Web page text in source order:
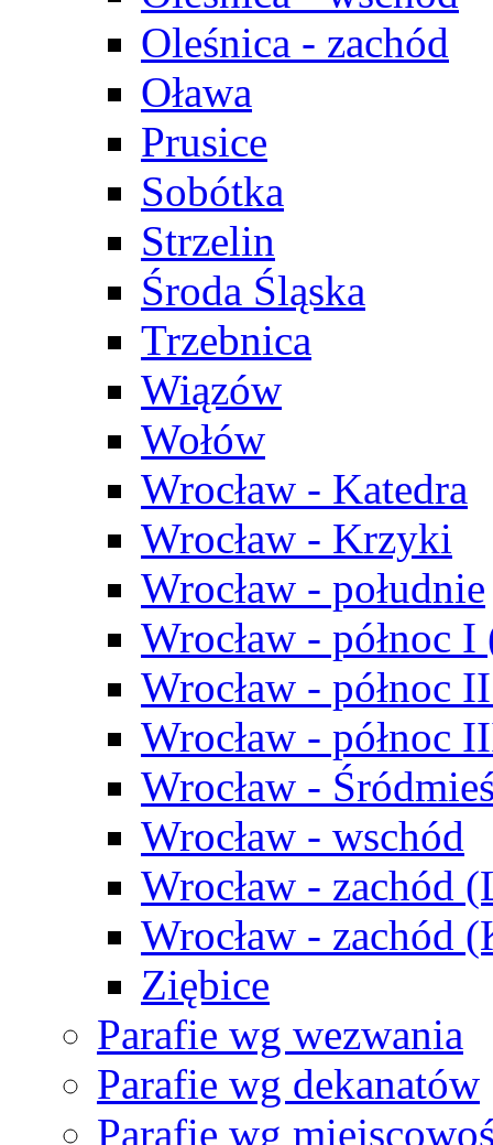
Oleśnica - zachód
Oława
Prusice
Sobótka
Strzelin
Środa Śląska
Trzebnica
Wiązów
Wołów
Wrocław - Katedra
Wrocław - Krzyki
Wrocław - południe
Wrocław - północ
Wrocław - północ
Wrocław - północ
Wrocław -
Wrocław - wschód
Wrocław - zachód
Wrocław - zachód
Ziębice
Parafie wg wezwania
Parafie wg dekanatów
Parafie wg